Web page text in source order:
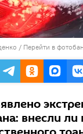
/ Перейти в
внесли